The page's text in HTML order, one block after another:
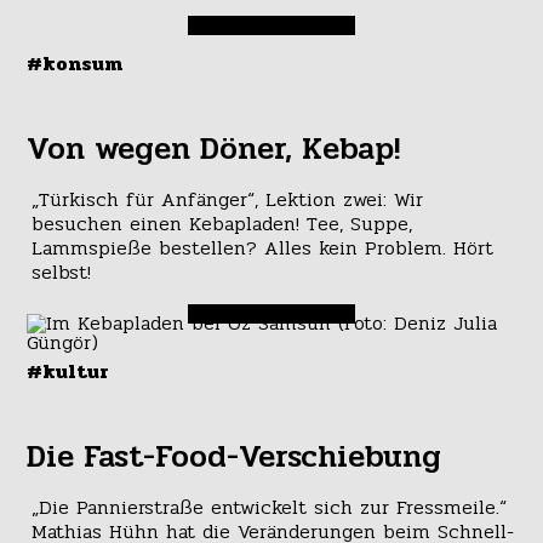
#konsum
Von wegen Döner, Kebap!
„Türkisch für Anfänger“, Lektion zwei: Wir
besuchen einen Kebapladen! Tee, Suppe,
Lammspieße bestellen? Alles kein Problem. Hört
selbst!
#kultur
Die Fast-Food-Verschiebung
„Die Pannierstraße entwickelt sich zur Fressmeile.“
Mathias Hühn hat die Veränderungen beim Schnell-